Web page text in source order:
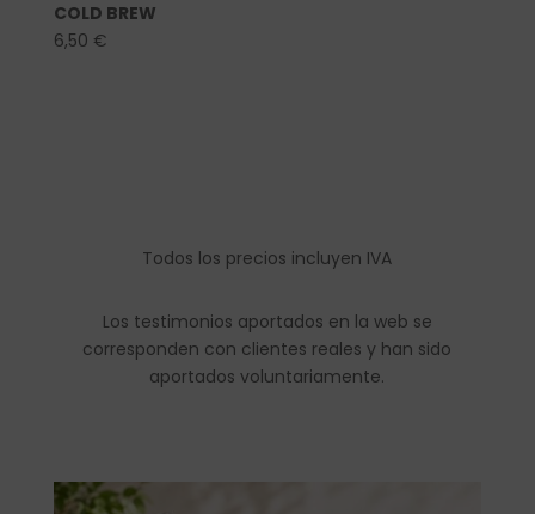
COLD BREW
6,50 €
Todos los precios incluyen IVA
Los testimonios aportados en la web se
corresponden con clientes reales y han sido
aportados voluntariamente.